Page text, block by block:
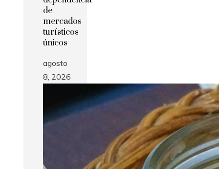
de
mercados
turísticos
únicos
agosto
8, 2026